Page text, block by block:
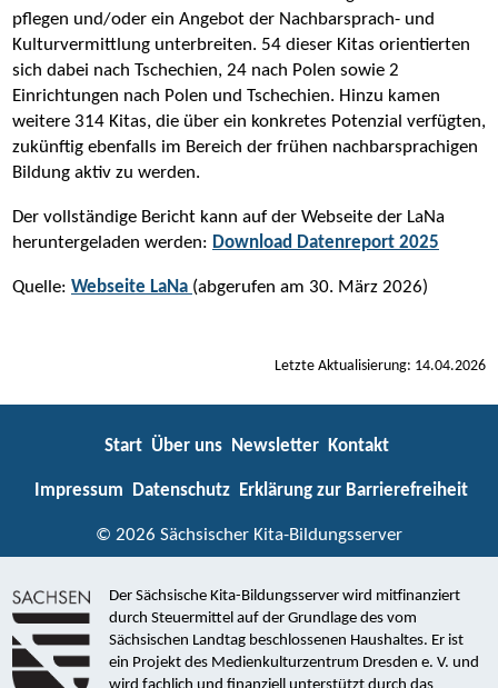
pflegen und/oder ein Angebot der Nachbarsprach- und
Kulturvermittlung unterbreiten. 54 dieser Kitas orientierten
sich dabei nach Tschechien, 24 nach Polen sowie 2
Einrichtungen nach Polen und Tschechien. Hinzu kamen
weitere 314 Kitas, die über ein konkretes Potenzial verfügten,
zukünftig ebenfalls im Bereich der frühen nachbarsprachigen
Bildung aktiv zu werden.
Der vollständige Bericht kann auf der Webseite der LaNa
heruntergeladen werden: Download Datenreport 2025
Quelle: Webseite LaNa (abgerufen am 30. März 2026)
Letzte Aktualisierung: 14.04.2026
Start Über uns Newsletter Kontakt
Impressum Datenschutz Erklärung zur Barrierefreiheit
© 2026 Sächsischer Kita-Bildungsserver
Der Sächsische Kita-Bildungsserver wird mitfinanziert
durch Steuermittel auf der Grundlage des vom
Sächsischen Landtag beschlossenen Haushaltes. Er ist
ein Projekt des Medienkulturzentrum Dresden e. V. und